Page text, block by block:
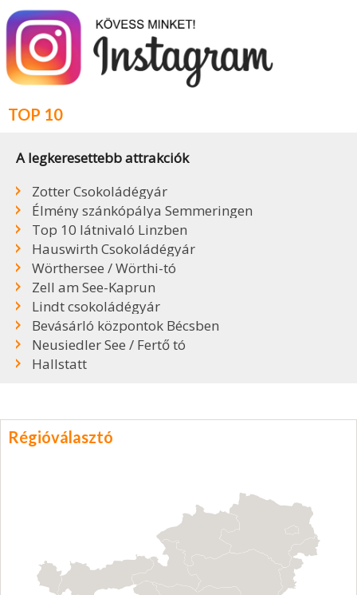
TOP 10
A legkeresettebb attrakciók
Zotter Csokoládégyár
Élmény szánkópálya Semmeringen
Top 10 látnivaló Linzben
Hauswirth Csokoládégyár
Wörthersee / Wörthi-tó
Zell am See-Kaprun
Lindt csokoládégyár
Bevásárló központok Bécsben
Neusiedler See / Fertő tó
Hallstatt
Régióválasztó